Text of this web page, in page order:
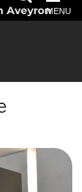
AveyronMENU